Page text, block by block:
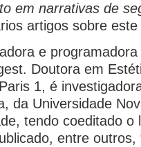
em narrativas de
artigos sobre
e
Doutora em
1, é
da Universidade
tendo coeditado o
entre outros,